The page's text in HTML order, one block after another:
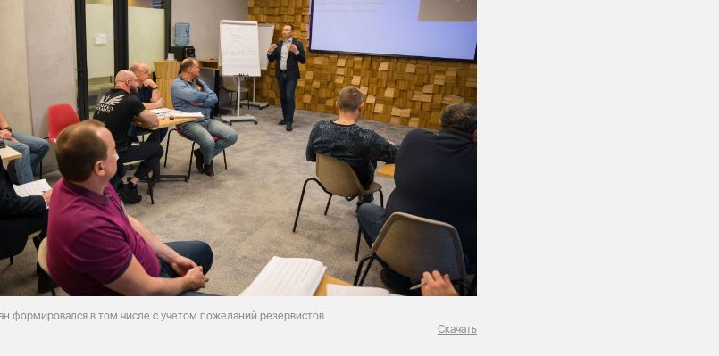
формировался в том числе с учетом пожеланий резервистов
Скачать